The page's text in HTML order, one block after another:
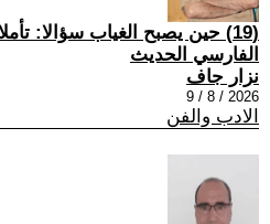
(19) حين يصبح الغياب سؤالا:
الفارسي الحديث
نزار جاف
2026 / 8 / 9
الادب والفن